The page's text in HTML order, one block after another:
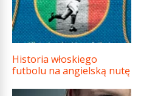
Historia włoskiego
futbolu na angielską nutę